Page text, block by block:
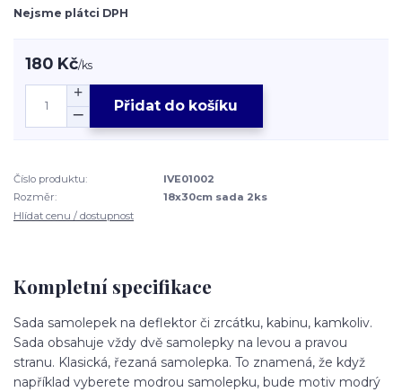
Nejsme plátci DPH
180 Kč/ks
Přidat do košíku
Číslo produktu:
IVE01002
Rozměr:
18x30cm sada 2ks
Hlídat cenu / dostupnost
Kompletní specifikace
Sada samolepek na deflektor či zrcátku, kabinu, kamkoliv.
Sada obsahuje vždy dvě samolepky na levou a pravou
stranu. Klasická, řezaná samolepka. To znamená, že když
například vyberete modrou samolepku, bude motiv modrý